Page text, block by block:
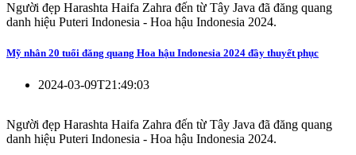
Người đẹp Harashta Haifa Zahra đến từ Tây Java đã đăng quang
danh hiệu Puteri Indonesia - Hoa hậu Indonesia 2024.
Mỹ nhân 20 tuổi đăng quang Hoa hậu Indonesia 2024 đầy thuyết phục
2024-03-09T21:49:03
Người đẹp Harashta Haifa Zahra đến từ Tây Java đã đăng quang
danh hiệu Puteri Indonesia - Hoa hậu Indonesia 2024.